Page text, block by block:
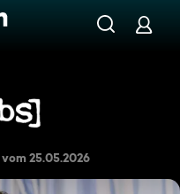
bester Moment
vom 25.05.2026